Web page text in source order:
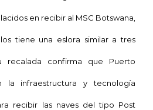
en recibir al MSC Botswana,
tiene una eslora similar a tres
recalada confirma que Puerto
la infraestructura y tecnología
recibir las naves del tipo Post